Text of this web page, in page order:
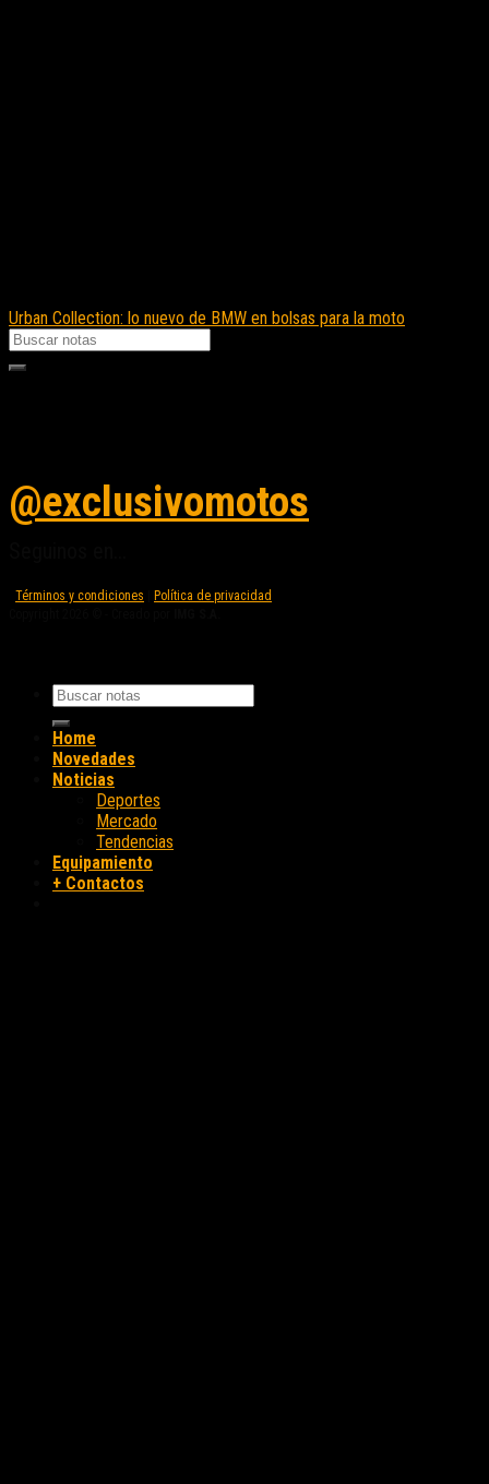
Urban Collection: lo nuevo de BMW en bolsas para la moto
@exclusivomotos
Términos y condiciones
Política de privacidad
Home
Novedades
Noticias
Deportes
Mercado
Tendencias
Equipamiento
+ Contactos